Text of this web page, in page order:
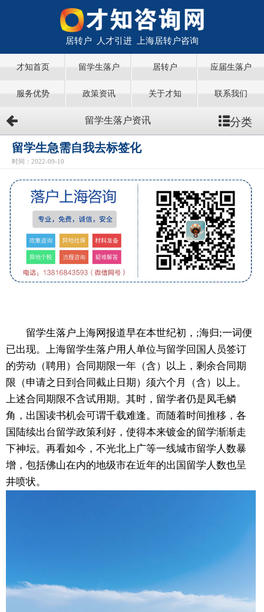
居转户 人才引进 上海居转户咨询
才知首页 留学生落户 居转户 应届生落户
服务优势 政策资讯 关于才知 联系我们
留学生落户资讯 分类
留学生急需自我去标签化
时间：2022-09-10
留学生落户上海网报道早在本世纪初，;海归;一词便
已出现。上海留学生落户用人单位与留学回国人员签订
的劳动（聘用）合同期限一年（含）以上，剩余合同期
限（申请之日到合同截止日期）须六个月（含）以上。
上述合同期限不含试用期。其时，留学者仍是凤毛鳞
角，出国读书机会可谓千载难逢。而随着时间推移，各
国陆续出台留学政策利好，使得本来镀金的留学渐渐走
下神坛。再看如今，不光北上广等一线城市留学人数暴
增，包括佛山在内的地级市在近年的出国留学人数也呈
井喷状。